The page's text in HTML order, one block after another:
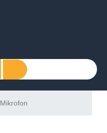
Mikrofon